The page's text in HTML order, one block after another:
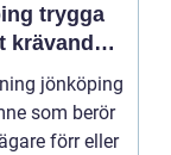
krävande
klimat
jönköping
som berör
förr eller